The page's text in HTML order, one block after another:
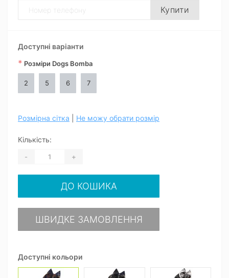
Купити
Доступні кольори
Доступні варіанти
* Розміри Dogs Bomba
2 5 6 7
Розмірна сітка Не можу обрати розмір
Кількість:
- +
ДО КОШИКА
ШВИДКЕ ЗАМОВЛЕННЯ